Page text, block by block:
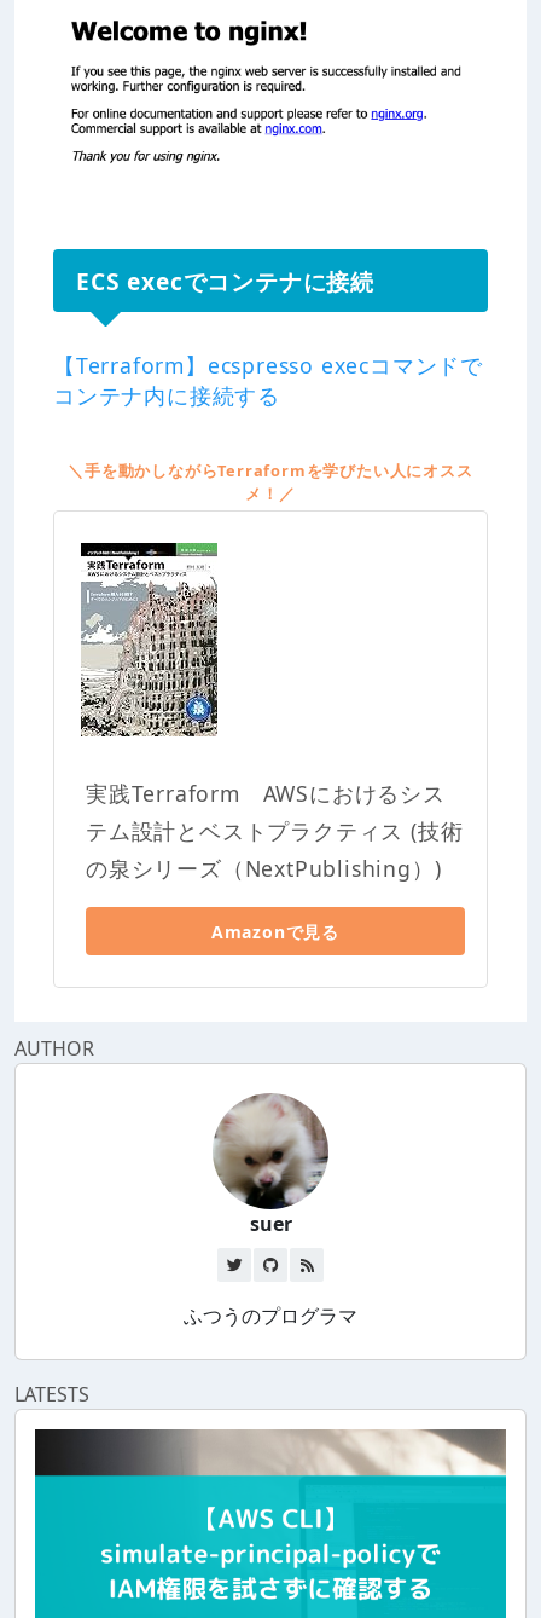
ECS execでコンテナに接続
【Terraform】ecspresso execコマンドで
コンテナ内に接続する
＼手を動かしながらTerraformを学びたい人にオスス
メ！／
実践Terraform AWSにおけるシス
テム設計とベストプラクティス (技術
の泉シリーズ（NextPublishing）)
Amazonで見る
AUTHOR
suer
ふつうのプログラマ
LATESTS